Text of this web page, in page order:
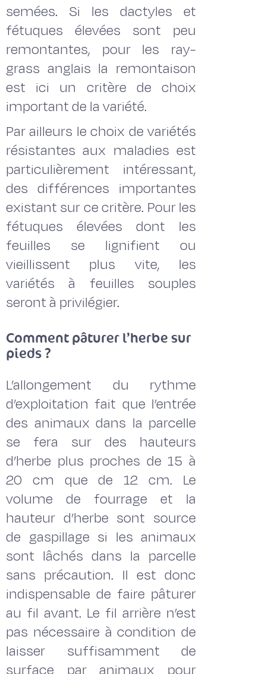
semées. Si les dactyles et
fétuques élevées sont peu
remontantes, pour les ray-
grass anglais la remontaison
est ici un critère de choix
important de la variété.
Par ailleurs le choix de variétés
résistantes aux maladies est
particulièrement intéressant,
des différences importantes
existant sur ce critère. Pour les
fétuques élevées dont les
feuilles se lignifient ou
vieillissent plus vite, les
variétés à feuilles souples
seront à privilégier.
Comment pâturer l’herbe sur
pieds ?
L’allongement du rythme
d’exploitation fait que l’entrée
des animaux dans la parcelle
se fera sur des hauteurs
d’herbe plus proches de 15 à
20 cm que de 12 cm. Le
volume de fourrage et la
hauteur d’herbe sont source
de gaspillage si les animaux
sont lâchés dans la parcelle
sans précaution. Il est donc
indispensable de faire pâturer
au fil avant. Le fil arrière n’est
pas nécessaire à condition de
laisser suffisamment de
surface par animaux pour